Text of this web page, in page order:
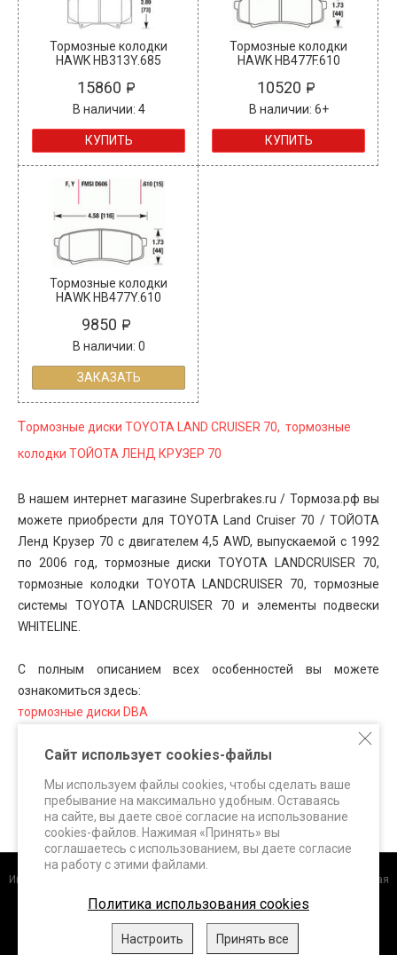
Тормозные колодки
HAWK HB313Y.685
15860
В наличии: 4
КУПИТЬ
Тормозные колодки
HAWK HB477F.610
10520
В наличии: 6+
КУПИТЬ
Тормозные колодки
HAWK HB477Y.610
9850
В наличии: 0
ЗАКАЗАТЬ
Тормозные диски TOYOTA LAND CRUISER 70, тормозные
колодки ТОЙОТА ЛЕНД КРУЗЕР 70
В нашем интернет магазине Superbrakes.ru / Тормоза.рф вы
можете приобрести для TOYOTA Land Cruiser 70 / ТОЙОТА
Ленд Крузер 70 с двигателем 4,5 AWD, выпускаемой с 1992
по 2006 год, тормозные дискиTOYOTA LANDCRUISER 70,
тормозные колодки TOYOTA LANDCRUISER 70, тормозные
системы TOYOTA LANDCRUISER 70 и элементы подвески
WHITELINE.
С полным описанием всех особенностей вы можете
ознакомиться здесь:
тормозные диски DBA
тормозные колодки HAWK Performance
элементы подвески WHITELINE
Интернет-магазин
+7 (495) 648-60-24 +7 (963) 687-56-82 Москва, Дорожная
улица, д.3 к. 5Б info@superbrakes.ru, с 10 до 17 по рабочим дням
DBA (Австралия).FERODO Racing (Италия).HAWK Performance
WHITELINE (Австралия) XTREME Performance,
Сайт использует cookies-файлы
Мы используем файлы cookies, чтобы сделать ваше
пребывание на максимально удобным. Оставаясь
на сайте, вы даете своё согласие на использование
cookies-файлов. Нажимая «Принять» вы
соглашаетесь с использованием, вы даете согласие
на работу с этими файлами.
Политика использования cookies
Настроить Принять все